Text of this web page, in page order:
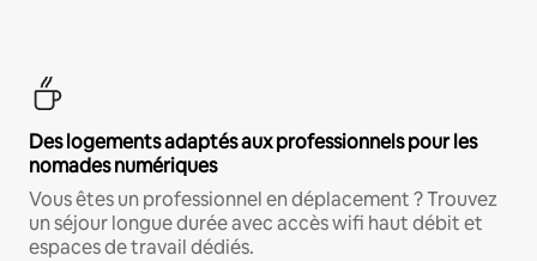
Des logements adaptés aux professionnels pour les
nomades numériques
Vous êtes un professionnel en déplacement ? Trouvez
un séjour longue durée avec accès wifi haut débit et
espaces de travail dédiés.